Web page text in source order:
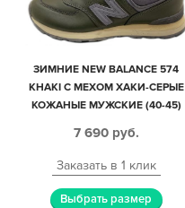
ЗИМНИЕ NEW BALANCE 574
KHAKI С МЕХОМ ХАКИ-СЕРЫЕ
КОЖАНЫЕ МУЖСКИЕ (40-45)
7 690 руб.
Заказать в 1 клик
Выбрать размер